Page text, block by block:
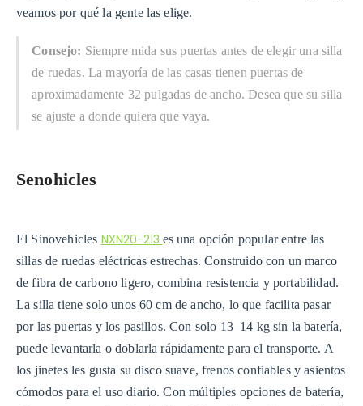
veamos por qué la gente las elige.
Consejo: Siempre mida sus puertas antes de elegir una silla
de ruedas. La mayoría de las casas tienen puertas de
aproximadamente 32 pulgadas de ancho. Desea que su silla
se ajuste a donde quiera que vaya.
Senohicles
El Sinovehicles NXN20-213 es una opción popular entre las
sillas de ruedas eléctricas estrechas. Construido con un marco
de fibra de carbono ligero, combina resistencia y portabilidad.
La silla tiene solo unos 60 cm de ancho, lo que facilita pasar
por las puertas y los pasillos. Con solo 13–14 kg sin la batería,
puede levantarla o doblarla rápidamente para el transporte. A
los jinetes les gusta su disco suave, frenos confiables y asientos
cómodos para el uso diario. Con múltiples opciones de batería,